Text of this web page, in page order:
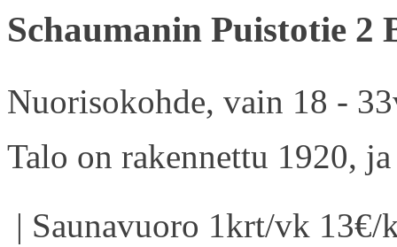
Schaumanin Puistotie 2
Nuorisokohde, vain 18 -
Talo on rakennettu 1920,
| Saunavuoro 1krt/vk